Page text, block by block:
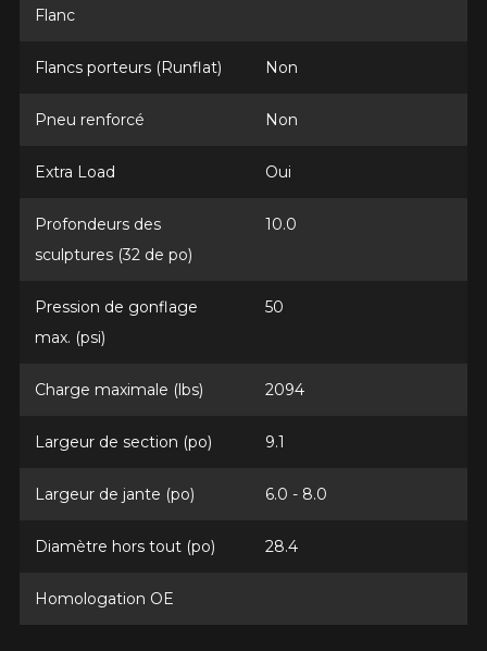
Flanc
Flancs porteurs (Runflat) Non
Pneu renforcé Non
Extra Load Oui
Profondeurs des
sculptures (32 de po)
10.0
Pression de gonflage
max. (psi)
50
Charge maximale (lbs) 2094
Largeur de section (po) 9.1
Largeur de jante (po) 6.0 - 8.0
Diamètre hors tout (po) 28.4
Homologation OE
Envoyer
Annuler
*Attention cette dimension représente une possibilité
l'exactitude de l'information sur votre véhicule directement
avant de commander.